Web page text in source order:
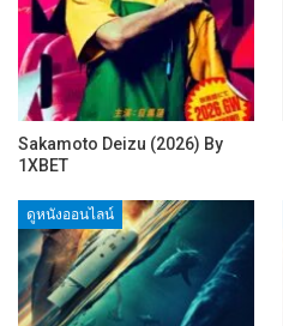
Sakamoto Deizu (2026) By
1XBET
ดูหนังออนไลน์